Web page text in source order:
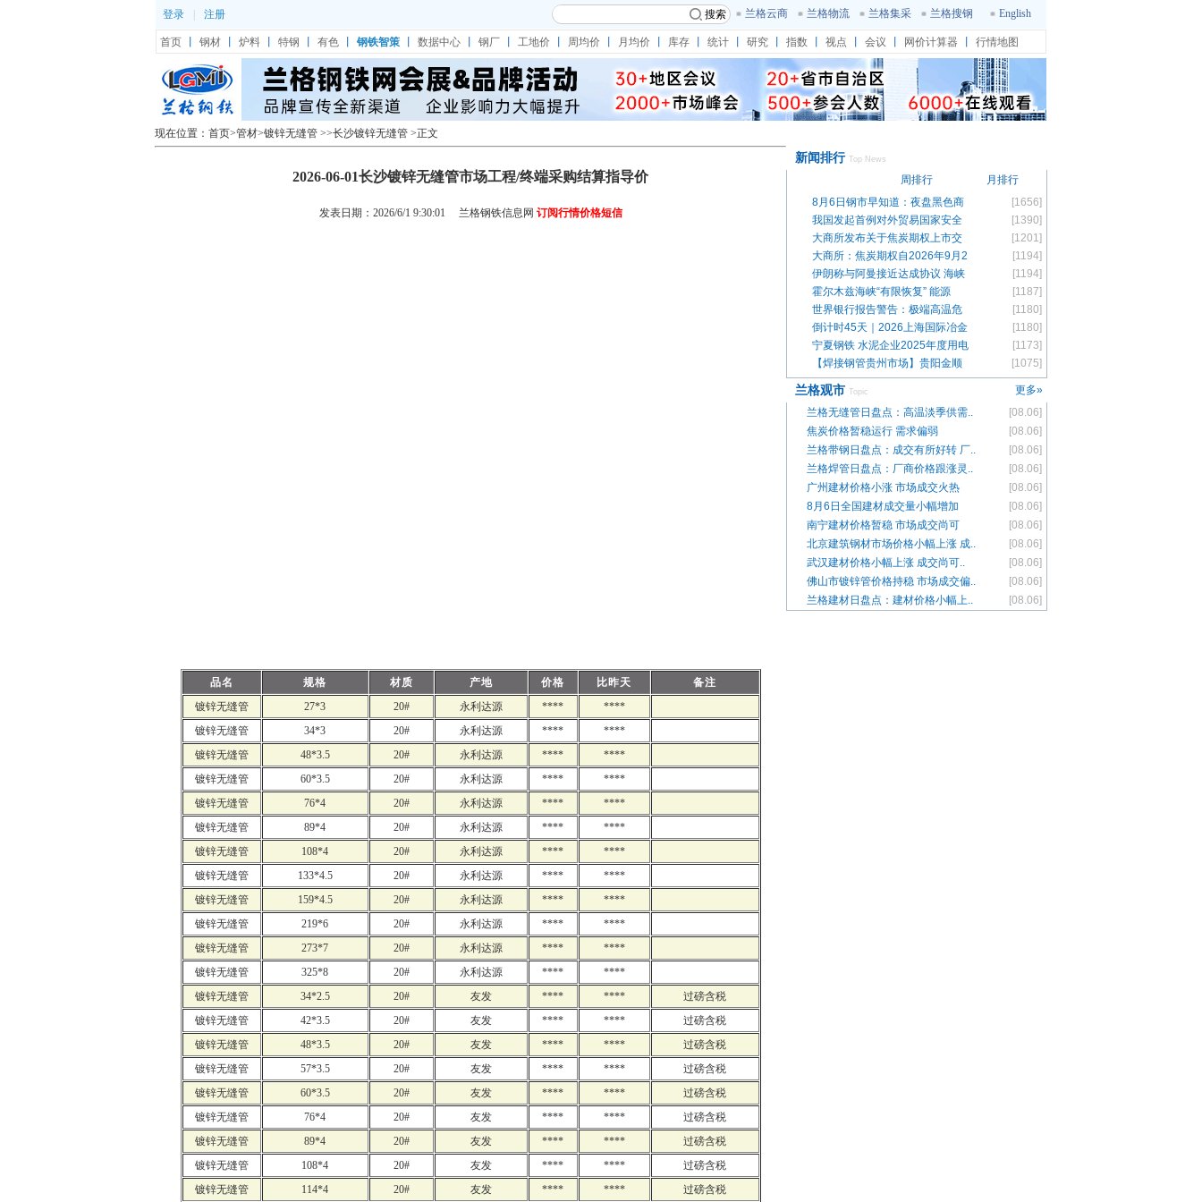
登录 注册 搜索 兰格云商 兰格物流 兰格集采 兰格搜钢 English
首页 钢材 炉料 特钢 有色 钢铁智策 数据中心 钢厂 工地价 周均价 月均价 库存 统计 研究 指数 视点 会议 网价计算器 行情地图
现在位置： 首页>管材>镀锌无缝管 >>长沙镀锌无缝管 >正文
2026-06-01长沙镀锌无缝管市场工程/终端采购结算指导价
发表日期：2026/6/1 9:30:01 兰格钢铁信息网 订阅行情价格短信
品名 规格 材质 产地 价格 比昨天
备注
镀锌无缝管
27*3 20# 永利达源 ****
****
镀锌无缝管
34*3 20# 永利达源 ****
****
镀锌无缝管
48*3.5 20# 永利达源 ****
****
镀锌无缝管
60*3.5 20# 永利达源 ****
****
镀锌无缝管
76*4 20# 永利达源 ****
****
镀锌无缝管
89*4 20# 永利达源 ****
****
镀锌无缝管
108*4 20# 永利达源 ****
****
镀锌无缝管
133*4.5 20# 永利达源 ****
****
镀锌无缝管
159*4.5 20# 永利达源 ****
****
镀锌无缝管
219*6 20# 永利达源 ****
****
镀锌无缝管
273*7 20# 永利达源 ****
****
镀锌无缝管
325*8 20# 永利达源 ****
****
镀锌无缝管
34*2.5 20# 友发 **** ****
过磅含税
镀锌无缝管
42*3.5 20# 友发 **** ****
过磅含税
镀锌无缝管
48*3.5 20# 友发 **** ****
过磅含税
镀锌无缝管
57*3.5 20# 友发 **** ****
过磅含税
镀锌无缝管
60*3.5 20# 友发 **** ****
过磅含税
镀锌无缝管
76*4 20# 友发 **** ****
过磅含税
镀锌无缝管
89*4 20# 友发 **** ****
过磅含税
镀锌无缝管
108*4 20# 友发 **** ****
过磅含税
镀锌无缝管
114*4 20# 友发 **** **** 过磅含税